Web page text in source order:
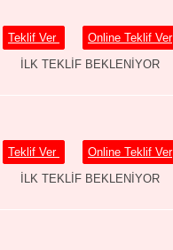
Teklif Ver
Online Teklif Ver
İLK TEKLİF BEKLENİYOR
Teklif Ver
Online Teklif Ver
İLK TEKLİF BEKLENİYOR